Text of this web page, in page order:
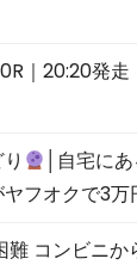
｜20:20発走
│自宅に
フオクで3万
難 コンビニ